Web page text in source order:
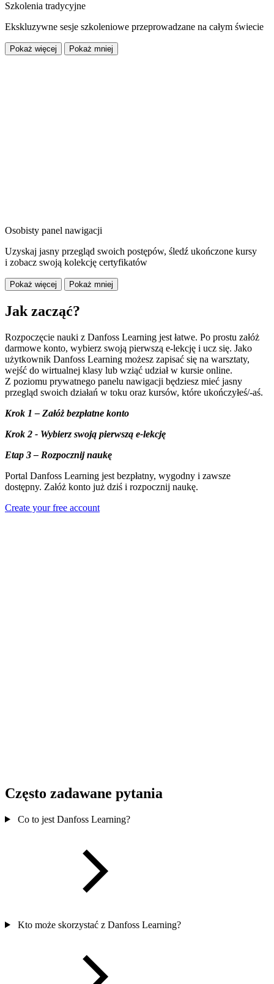
Szkolenia tradycyjne
Ekskluzywne sesje szkoleniowe przeprowadzane na całym świecie
Pokaż więcej Pokaż mniej
Osobisty panel nawigacji
Uzyskaj jasny przegląd swoich postępów, śledź ukończone kursy
i zobacz swoją kolekcję certyfikatów
Pokaż więcej Pokaż mniej
Jak zacząć?
Rozpoczęcie nauki z Danfoss Learning jest łatwe. Po prostu załóż
darmowe konto, wybierz swoją pierwszą e-lekcję i ucz się. Jako
użytkownik Danfoss Learning możesz zapisać się na warsztaty,
wejść do wirtualnej klasy lub wziąć udział w kursie online.
Z poziomu prywatnego panelu nawigacji będziesz mieć jasny
przegląd swoich działań w toku oraz kursów, które ukończyłeś/-aś.
Krok 1 – Załóż bezpłatne konto
Krok 2 - Wybierz swoją pierwszą e-lekcję
Etap 3 – Rozpocznij naukę
Portal Danfoss Learning jest bezpłatny, wygodny i zawsze
dostępny. Załóż konto już dziś i rozpocznij naukę.
Create your free account
Często zadawane pytania
Co to jest Danfoss Learning?
Kto może skorzystać z Danfoss Learning?